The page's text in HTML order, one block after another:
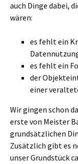
auch Dinge dabei,
wären:
es fehlt ein
es fehlt ein
der
einer
Wir gingen schon
erste von Meister
grundsätzlichen
Zusätzlich gibt es
unser Grundstück